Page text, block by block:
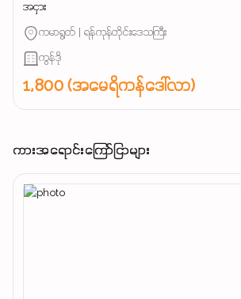
အငှား
ကမာရွတ် | ရန်ကုန်တိုင်းဒေသကြီး
ကွန်ဒို
1,800 (အမေရိကန်ဒေါ်လာ)
ကားအရောင်းကြော်ငြာများ